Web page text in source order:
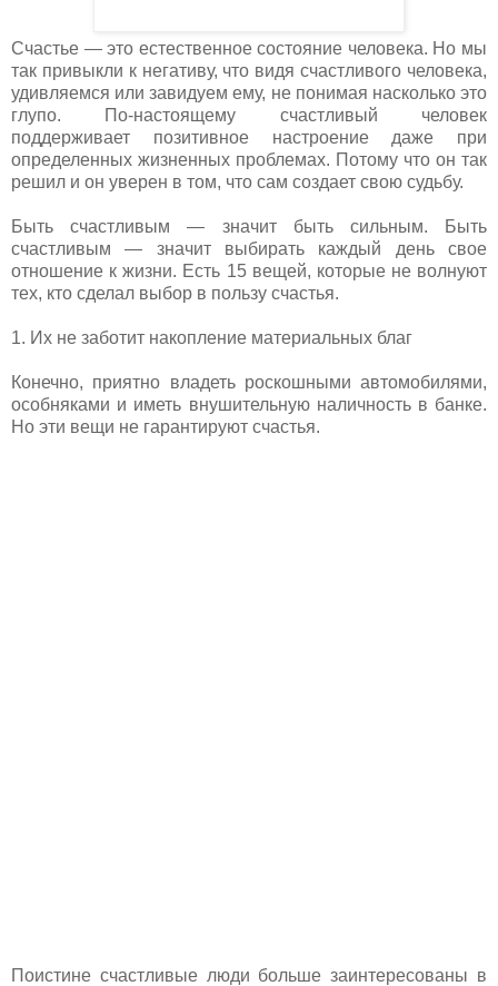
Счастье — это естественное состояние человека. Но мы
так привыкли к негативу, что видя счастливого человека,
удивляемся или завидуем ему, не понимая насколько это
глупо. По-настоящему счастливый человек
поддерживает позитивное настроение даже при
определенных жизненных проблемах. Потому что он так
решил и он уверен в том, что сам создает свою судьбу.
Быть счастливым — значит быть сильным. Быть
счастливым — значит выбирать каждый день свое
отношение к жизни. Есть 15 вещей, которые не волнуют
тех, кто сделал выбор в пользу счастья.
1. Их не заботит накопление материальных благ
Конечно, приятно владеть роскошными автомобилями,
особняками и иметь внушительную наличность в банке.
Но эти вещи не гарантируют счастья.
Поистине счастливые люди больше заинтересованы в